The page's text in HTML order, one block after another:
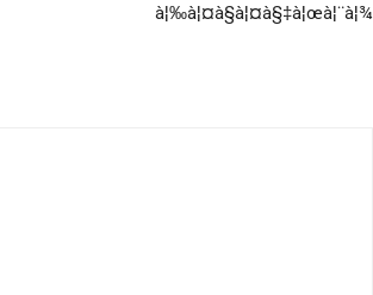
à¦‰à¦¤à§à¦¤à§‡à¦œà¦¨à¦¾